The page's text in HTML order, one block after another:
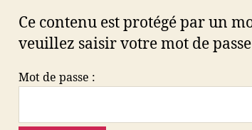
Ce contenu est protégé par un
veuillez saisir votre mot de passe
Mot de passe :